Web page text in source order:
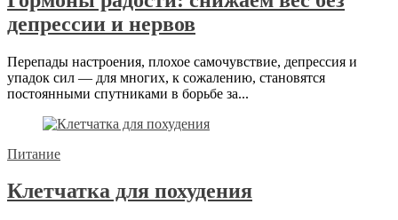
депрессии и нервов
Перепады настроения, плохое самочувствие, депрессия и
упадок сил — для многих, к сожалению, становятся
постоянными спутниками в борьбе за...
Питание
Клетчатка для похудения